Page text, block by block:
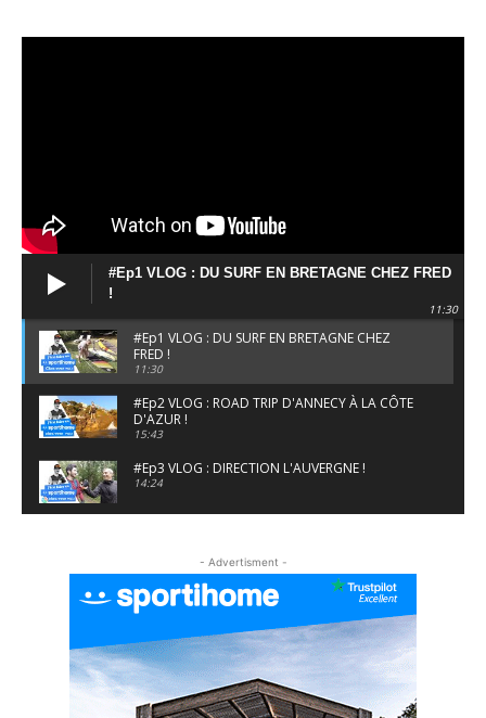
#Ep1 VLOG : DU SURF EN BRETAGNE CHEZ FRED
!
11:30
#Ep1 VLOG : DU SURF EN BRETAGNE CHEZ
FRED !
11:30
#Ep2 VLOG : ROAD TRIP D'ANNECY À LA CÔTE
D'AZUR !
15:43
#Ep3 VLOG : DIRECTION L'AUVERGNE !
14:24
#EP6 VLOG : SKI & RANDONNÉE DANS LES
ALPES
#EP7 VLOG : DE LA RAQUETTE EN PLEIN MILIEU
DU BEAUFORTAIN
04:09
- Advertisment -